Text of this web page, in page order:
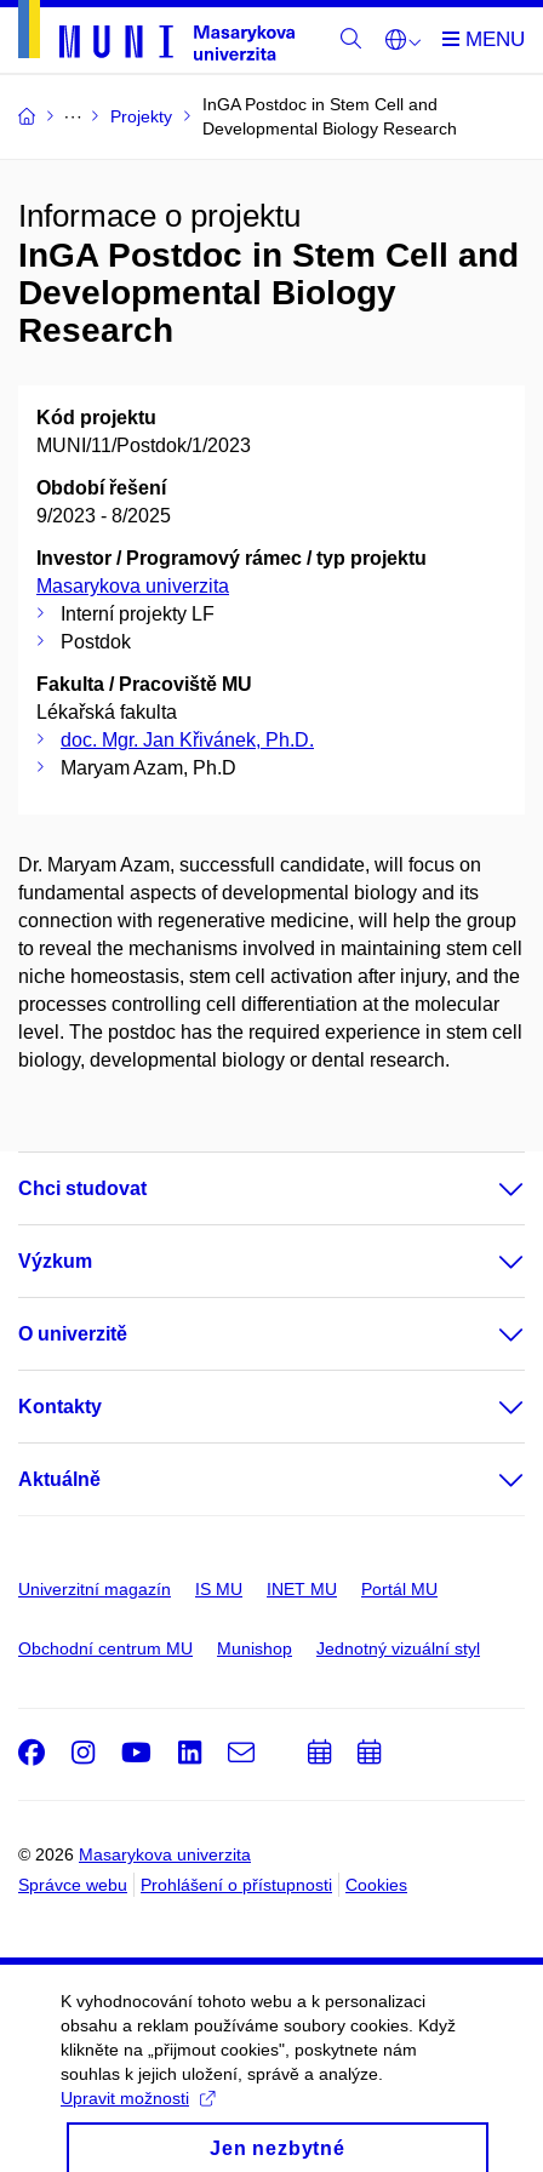
Projekty
InGA Postdoc in Stem Cell and
Developmental Biology Research
Informace o projektu
InGA Postdoc in Stem Cell and
Developmental Biology
Research
Kód projektu
MUNI/11/Postdok/1/2023
Období řešení
9/2023 - 8/2025
Investor / Programový rámec / typ projektu
Masarykova univerzita
Interní projekty LF
Postdok
Fakulta / Pracoviště MU
Lékařská fakulta
doc. Mgr. Jan Křivánek, Ph.D.
Maryam Azam, Ph.D
Dr. Maryam Azam, successfull candidate, will focus on
fundamental aspects of developmental biology and its
connection with regenerative medicine, will help the group
to reveal the mechanisms involved in maintaining stem cell
niche homeostasis, stem cell activation after injury, and the
processes controlling cell differentiation at the molecular
level. The postdoc has the required experience in stem cell
biology, developmental biology or dental research.
Chci studovat
Výzkum
O univerzitě
Kontakty
Aktuálně
Univerzitní magazín IS MU INET MU Portál MU
Obchodní centrum MU Munishop Jednotný vizuální styl
© 2026 Masarykova univerzita
Správce webu
Prohlášení o přístupnosti Cookies
Facebook
Instagram
Youtube
LinkedIn
e-
PřidatPřidat
K vyhodnocování tohoto webu a k personalizaci
obsahu a reklam používáme soubory cookies. Když
klikněte na „přijmout cookies", poskytnete nám
souhlas k jejich uložení, správě a analýze.
Upravit možnosti
Jen nezbytné